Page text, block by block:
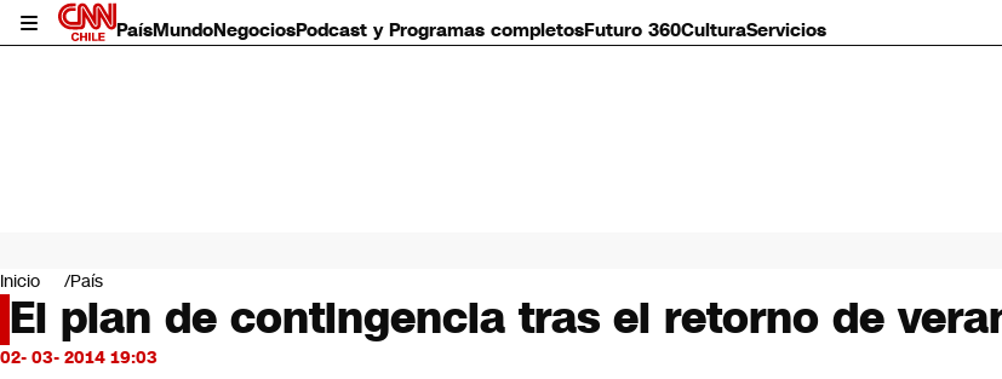
PaísMundoNegociosPodcast y Programas completosFuturo 360CulturaServicios
Mundo
Negocios
Deportes
Programas completos
Inicio País
El plan de contingencia tras el retorno de
02- 03- 2014 19:03